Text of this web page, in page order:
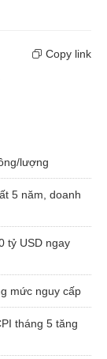
Copy link
lượng
5 năm, doanh
tỷ USD ngay
mức nguy cấp
tháng 5 tăng